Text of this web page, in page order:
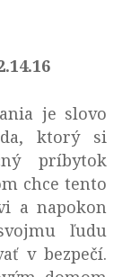
je slovo
ktorý si
príbytok
chce tento
a napokon
ľudu
v bezpečí.